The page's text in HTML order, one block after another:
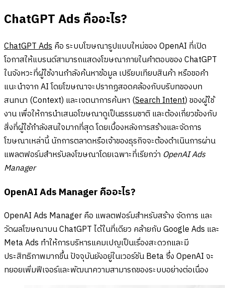
ChatGPT Ads คืออะไร?
ChatGPT Adsคือ ระบบโฆษณารูปแบบใหม่ของ OpenAI ที่เปิด
โอกาสให้แบรนด์สามารถแสดงโฆษณาภายในคำตอบของ ChatGPT
ในจังหวะที่ผู้ใช้งานกำลังค้นหาข้อมูล เปรียบเทียบสินค้า หรือขอคำ
แนะนำจาก AI โดยโฆษณาจะปรากฏสอดคล้องกับบริบทของบท
สนทนา (Context) และเจตนาการค้นหา (Search Intent) ของผู้ใช้
งาน เพื่อให้การนำเสนอโฆษณาดูเป็นธรรมชาติ และต้องเกี่ยวข้องกับ
สิ่งที่ผู้ใช้กำลังสนใจมากที่สุด โดยเบื้องหลังการสร้างและจัดการ
โฆษณาเหล่านี้ นักการตลาดหรือเจ้าของธุรกิจจะต้องดำเนินการผ่าน
แพลตฟอร์มสำหรับลงโฆษณาโดยเฉพาะที่เรียกว่า OpenAI Ads
Manager
OpenAI Ads Manager คืออะไร?
OpenAI Ads Manager คือ แพลตฟอร์มสำหรับสร้าง จัดการ และ
วัดผลโฆษณาบน ChatGPT ได้ในที่เดียว คล้ายกับ Google Ads และ
Meta Ads ทำให้การบริหารแคมเปญเป็นเรื่องสะดวกและมี
ประสิทธิภาพมากขึ้น ปัจจุบันยังอยู่ในเวอร์ชัน Beta ซึ่ง OpenAI จะ
ทยอยเพิ่มฟีเจอร์และพัฒนาความสามารถของระบบอย่างต่อเนื่อง